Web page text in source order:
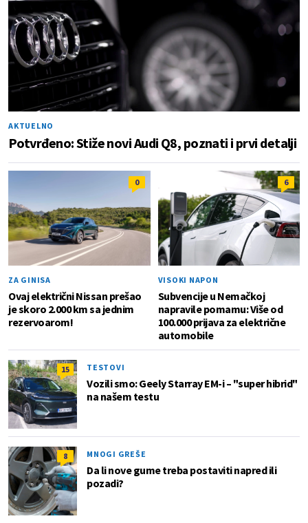
AKTUELNO
Potvrđeno: Stiže novi Audi Q8, poznati i prvi detalji
0
ZA GINISA
Ovaj električni Nissan prešao
je skoro 2.000 km sa jednim
rezervoarom!
6
VISOKI NAPON
Subvencije u Nemačkoj
napravile pomamu: Više od
100.000 prijava za električne
automobile
15 TESTOVI
Vozili smo: Geely Starray EM-i – "super hibrid"
na našem testu
8 MNOGI GREŠE
Da li nove gume treba postaviti napred ili
pozadi?